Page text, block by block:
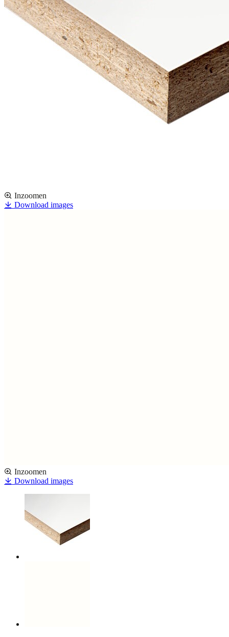
Inzoomen
Download images
Inzoomen
Download images